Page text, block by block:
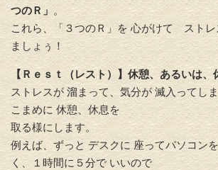
つのＲ」 。
これら、「３つのＲ」を 心がけて ストレ
ましょぅ！
【Ｒｅｓｔ（レスト）】休憩、あるいは、
ストレスが 溜まって、気分が 滅入ってし
こまめに 休憩、休息を
取る様にします。
例えば、ずっと デスクに 座ってパソコン
く、 １時間に５分で いいので